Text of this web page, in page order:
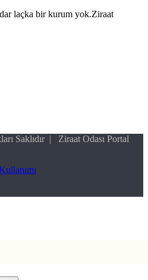
laçka bir kurum yok.Ziraat
Saklıdır | Ziraat Odası Portal